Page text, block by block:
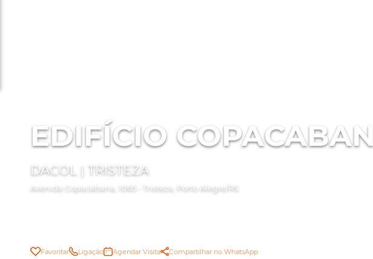
EDIFÍCIO
DACOL | TRISTEZA
Avenida Copacabana, 1065 - Tristeza, Porto Alegre/RS
Favoritar Ligação Agendar Visita Compartilhar no WhatsApp